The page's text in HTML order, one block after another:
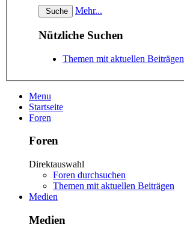
Mehr...
Nützliche Suchen
Themen mit aktuellen Beiträgen
Menu
Startseite
Foren
Foren
Direktauswahl
Foren durchsuchen
Themen mit aktuellen Beiträgen
Medien
Medien